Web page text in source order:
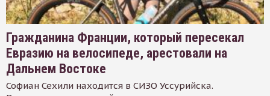
Гражданина Франции, который пересекал
Евразию на велосипеде, арестовали на
Дальнем Востоке
Софиан Сехили находится в СИЗО Уссурийска.